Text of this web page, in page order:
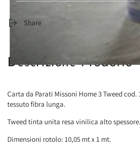
Share
Descrizione Prodotto
Carta da Parati Missoni Home 3 Tweed cod.
tessuto fibra lunga.
Tweed tinta unita resa vinilica alto spessore.
Dimensioni rotolo: 10,05 mt x 1 mt.